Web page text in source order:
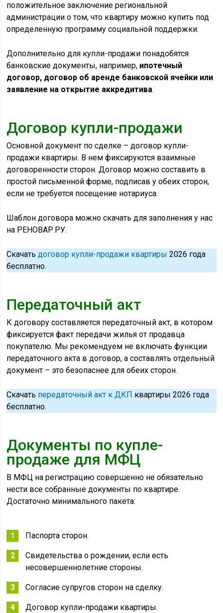
положительное заключение региональной
администрации о том, что квартиру можно купить под
определенную программу социальной поддержки.
Дополнительно для купли-продажи понадобятся
банковские документы, например, ипотечный
договор, договор об аренде банковской ячейки или
заявление на открытие аккредитива.
Договор купли-продажи
Основной документ по сделке – договор купли-
продажи квартиры. В нем фиксируются взаимные
договоренности сторон. Договор можно составить в
простой письменной форме, подписав у обеих сторон,
если не требуется посещение нотариуса.
Шаблон договора можно скачать для заполнения у нас
на РЕНОВАР.РУ.
Скачатьдоговор купли-продажи квартиры 2026 года
бесплатно.
Передаточный акт
К договору составляется передаточный акт, в котором
фиксируется факт передачи жилья от продавца
покупателю. Мы рекомендуем не включать функции
передаточного акта в договор, а составлять отдельный
документ – это безопаснее для обеих сторон.
Скачать передаточный акт к ДКП квартиры 2026 года
бесплатно.
Документы по купле-
продаже для МФЦ
В МФЦ на регистрацию совершенно не обязательно
нести все собранные документы по квартире.
Достаточно минимального пакета:
Паспорта сторон.
Свидетельства о рождении, если есть
несовершеннолетние стороны.
Согласие супругов сторон на сделку.
Договор купли-продажи квартиры.